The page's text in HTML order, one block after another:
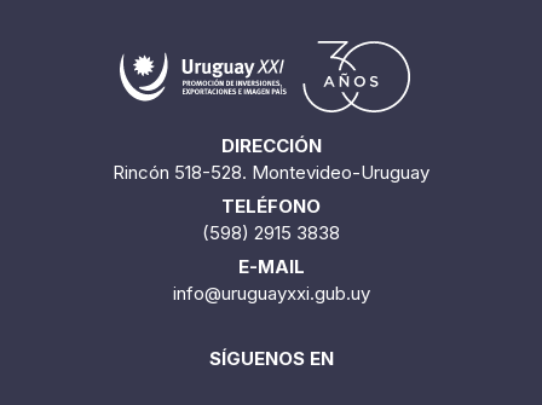
DIRECCIÓN
Rincón 518-528. Montevideo-Uruguay
TELÉFONO
(598) 2915 3838
E-MAIL
info@uruguayxxi.gub.uy
SÍGUENOS EN